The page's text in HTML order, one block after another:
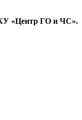
«Центр ГО и ЧС».